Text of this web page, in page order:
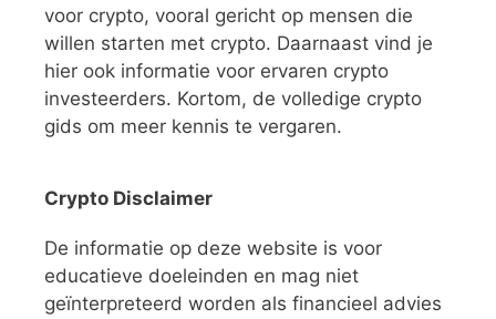
voor crypto, vooral gericht op mensen die
willen starten met crypto. Daarnaast vind je
hier ook informatie voor ervaren crypto
investeerders. Kortom, de volledige crypto
gids om meer kennis te vergaren.
Crypto Disclaimer
De informatie op deze website is voor
educatieve doeleinden en mag niet
geïnterpreteerd worden als financieel advies